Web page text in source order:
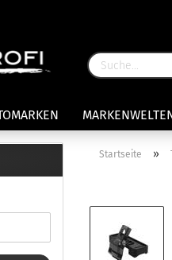
Lastenträgerfüße
Universaltträger Reling
Startseite »